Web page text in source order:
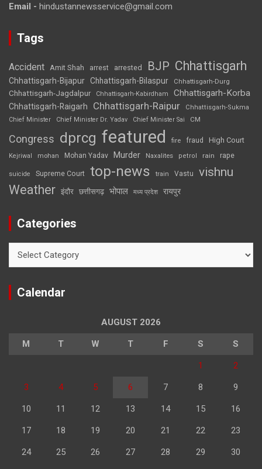
Email - hindustannewsservice@gmail.com
Tags
Accident Amit Shah arrest arrested BJP Chhattisgarh
Chhattisgarh-Bijapur Chhattisgarh-Bilaspur Chhattisgarh-Durg
Chhattisgarh-Jagdalpur Chhattisgarh-Kabirdham Chhattisgarh-Korba
Chhattisgarh-Raigarh Chhattisgarh-Raipur
Chhattisgarh-Sukma
Chief Minister
Chief Minister Dr. Yadav Chief Minister Sai CM
Congress dprcg featured fire fraud High Court
Kejriwal mohan Mohan Yadav Murder Naxalites petrol rain rape
suicide Supreme Court top-news train Vastu vishnu
Weather इंदौर छत्तीसगढ़ भोपाल मध्य प्रदेश रायपुर
Categories
Calendar
AUGUST 2026
M T W T F S S
1 2
3 4 5 6 7 8 9
10 11 12 13 14 15 16
17 18 19 20 21 22 23
24 25 26 27 28 29 30